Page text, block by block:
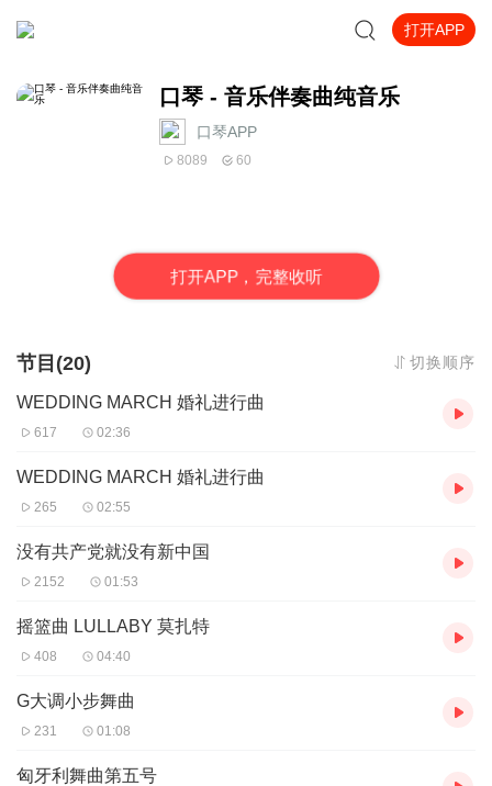
打开APP
口琴 - 音乐伴奏曲纯音乐
口琴APP
8089 60
打开APP，完整收听
节目(20) 切换顺序
WEDDING MARCH 婚礼进行曲
617 02:36
WEDDING MARCH 婚礼进行曲
265 02:55
没有共产党就没有新中国
2152 01:53
摇篮曲 LULLABY 莫扎特
408 04:40
G大调小步舞曲
231 01:08
匈牙利舞曲第五号